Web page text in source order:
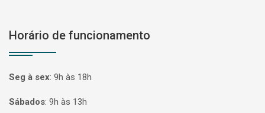
Horário de funcionamento
Seg à sex: 9h às 18h
Sábados: 9h às 13h